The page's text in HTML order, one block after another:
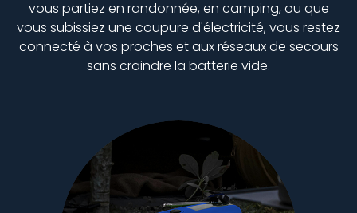
vous partiez en randonnée, en camping, ou que
vous subissiez une coupure d'électricité, vous restez
connecté à vos proches et aux réseaux de secours
sans craindre la batterie vide.